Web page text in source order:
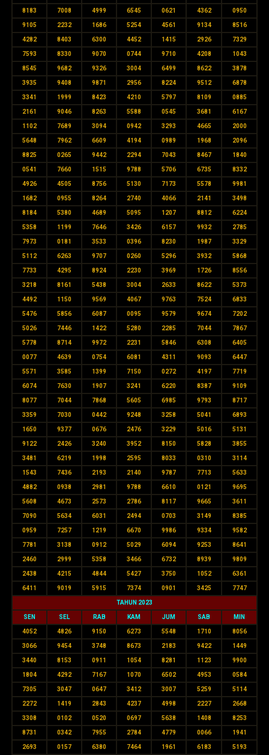
8183 7008 4999 6545 0621 4362 0950
9105 2232 1686 5254 4561 9134 8516
4282 8403 6300 4452 1415 2926 7329
7593 8330 9070 0744 9710 4208 1043
8545 9682 9326 3004 6499 8622 3878
3935 9408 9871 2956 8224 9512 6878
3341 1999 8423 4210 5797 8109 0885
2161 9046 8263 5588 0545 3681 6167
1102 7689 3094 0942 3293 4665 2000
5648 7962 6609 4194 0989 1968 2096
8825 0265 9442 2294 7043 8467 1840
0541 7660 1515 9788 5706 6735 8332
4926 4505 8756 5130 7173 5578 9981
1682 0955 8264 2740 4066 2141 3498
8184 5380 4689 5095 1207 8812 6224
5358 1199 7646 3426 6157 9932 2785
7973 0181 3533 0396 8230 1987 3329
5112 6263 9707 0260 5296 3932 5868
7733 4295 8924 2230 3969 1726 8556
3218 8161 5438 3004 2633 8622 5373
4492 1150 9569 4067 9763 7524 6833
5476 5856 6087 0095 9579 9674 7202
5026 7446 1422 5280 2285 7044 7867
5778 8714 9972 2231 5846 6308 6405
0077 4639 0754 6081 4311 9093 6447
5571 3585 1399 7150 0272 4197 7719
6074 7630 1907 3241 6220 8387 9109
8077 7044 7868 5605 6985 9793 8717
3359 7030 0442 9248 3258 5041 6893
1650 9377 0676 2476 3229 5016 5131
9122 2426 3240 3952 8150 5828 3855
3481 6219 1998 2595 8033 0310 3114
1543 7436 2193 2140 9787 7713 5633
4882 0938 2981 9788 6610 0121 9695
5608 4673 2573 2786 8117 9665 3611
7090 5634 6031 2494 0703 3149 8385
0959 7257 1219 6670 9986 9334 9582
7781 3138 0912 5029 6094 9253 8641
2460 2999 5358 3466 6732 8939 9809
2438 4215 4844 5427 3750 1052 6361
6411 9019 5915 7374 0901 3425 7747
TAHUN 2023
SEN SEL RAB KAM JUM SAB MIN
4052 4826 9150 6273 5548 1710 8056
3066 9454 3748 8673 2183 9422 1449
3440 8153 0911 1054 8281 1123 9900
1804 4292 7167 1070 6502 4953 0584
7305 3047 0647 3412 3007 5259 5114
2272 1419 2843 4237 4998 2227 2668
3308 0102 0520 0697 5638 1408 8253
8731 0342 7955 2784 4779 0066 1941
2693 0157 6380 7464 1961 6183 5193